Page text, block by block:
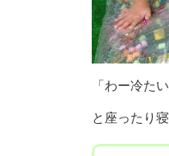
「わー冷た
と座ったり